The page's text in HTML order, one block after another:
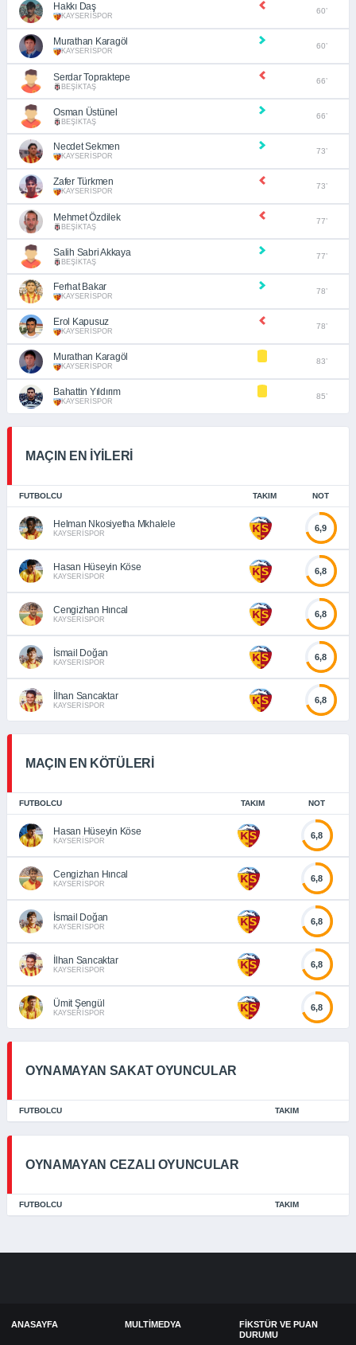
Hakkı Daş
KAYSERİSPOR
60’
Murathan Karagöl
KAYSERİSPOR
60’
Serdar Topraktepe
BEŞİKTAŞ
66’
Osman Üstünel
BEŞİKTAŞ
66’
Necdet Sekmen
KAYSERİSPOR
73’
Zafer Türkmen
KAYSERİSPOR
73’
Mehmet Özdilek
BEŞİKTAŞ
77’
Salih Sabri Akkaya
BEŞİKTAŞ
77’
Ferhat Bakar
KAYSERİSPOR
78’
Erol Kapusuz
KAYSERİSPOR
78’
Murathan Karagöl
KAYSERİSPOR
83’
Bahattin Yıldırım
KAYSERİSPOR
85’
MAÇIN EN İYİLERİ
FUTBOLCU TAKIM NOT
Helman Nkosiyetha Mkhalele
KAYSERİSPOR
6,9
Hasan Hüseyin Köse
KAYSERİSPOR
6,8
Cengizhan Hıncal
KAYSERİSPOR
6,8
İsmail Doğan
KAYSERİSPOR
6,8
İlhan Sancaktar
KAYSERİSPOR
6,8
MAÇIN EN KÖTÜLERİ
FUTBOLCU TAKIM NOT
Hasan Hüseyin Köse
KAYSERİSPOR
6,8
Cengizhan Hıncal
KAYSERİSPOR
6,8
İsmail Doğan
KAYSERİSPOR
6,8
İlhan Sancaktar
KAYSERİSPOR
6,8
Ümit Şengül
KAYSERİSPOR
6,8
OYNAMAYAN SAKAT OYUNCULAR
FUTBOLCU TAKIM
OYNAMAYAN CEZALI OYUNCULAR
FUTBOLCU TAKIM
ANASAYFA MULTIMEDYA
FIKSTÜR VE PUAN
DURUMU